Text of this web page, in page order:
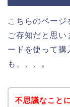
こちらのペー
ご存知だと思
ードを使って購
も、、、。
不思議なこと